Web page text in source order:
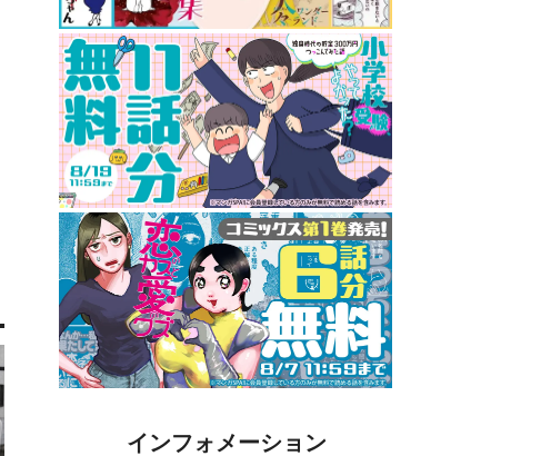
インフォメーション